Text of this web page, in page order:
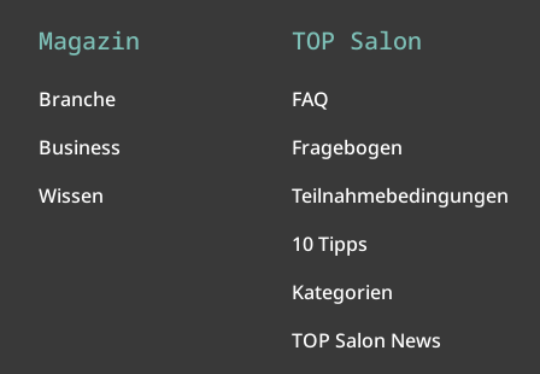
Magazin
Branche
Business
Wissen
TOP Salon
FAQ
Fragebogen
Teilnahmebedingungen
10 Tipps
Kategorien
TOP Salon News